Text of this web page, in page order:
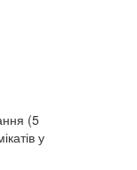
(5
у